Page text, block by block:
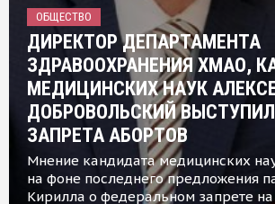
ОБЩЕСТВО
ДИРЕКТОР ДЕПАРТАМЕНТА
ЗДРАВООХРАНЕНИЯ ХМАО,
МЕДИЦИНСКИХ НАУК
ДОБРОВОЛЬСКИЙ
ЗАПРЕТА АБОРТОВ
Мнение кандидата медицинских
на фоне последнего предложения
Кирилла о федеральном запрете